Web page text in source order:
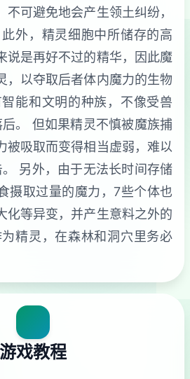
可避免地会产生领土纠纷，
外，精灵细胞中所储存的高
说是再好不过的精华，因此魔
，以夺取后者体内魔力的生物
能和文明的种族，不像受兽
。 但如果精灵不慎被魔族捕
被吸取而变得相当虚弱，难以
另外，由于无法长时间存储
摄取过量的魔力，7些个体也
化等异变，并产生意料之外的
精灵，在森林和洞穴里务必
游戏教程